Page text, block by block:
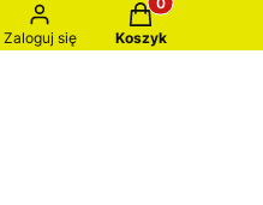
Zaloguj się
Produkty w
Koszyk